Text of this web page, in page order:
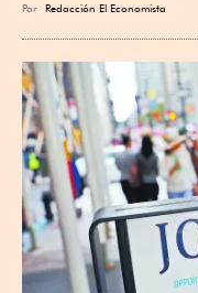
Por Redacción El Economista